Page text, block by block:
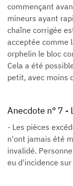
commençant
mineurs ayant
chaîne corrigée
acceptée comme
orphelin le bloc
Cela a été
petit, avec moins
Anecdote n° 7 -
- Les pièces
n'ont jamais été
invalidé.
eu d'incidence